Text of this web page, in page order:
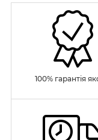
100% гарантія